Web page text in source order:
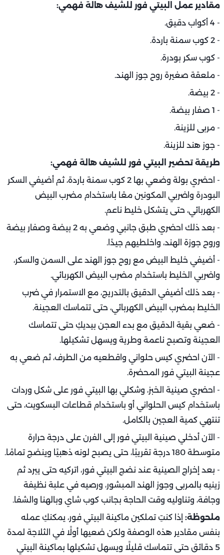
مقادير عمل البيتي فور للشيف هالة فهمي:
- 4 أكواب دقيق.
- 2 كوب سمنة باردة.
- كوب سكر بودرة.
- ملعقة صغيرة روح جوز الهند.
- 2 بيضة.
- 1 صفار بيضة.
- مربى للزينة.
- جوز هند للزينة.
طريقة تحضير البيتي فور للشيف هالة فهمي:
- احضري بولة وضعي بها 2 كوب سمنة باردة، ثم أضيفي السكر
البودرة واضربي المكونين معًا باستخدام مضرب البيض
الكهربائي، حتى يتشكل خليط ناعم.
- بعد ذلك احضري طبق جانبي وضعي به 2 بيضة وصفار بيضة
وروح جوزة الهند، واخلطيهم جيدًا.
- أضيفي خليط البيض مع روح جوز الهند على السمن والسكر،
واضربي الخليط باستخدام مضرب البيض الكهربائي.
- بعد ذلك أضيفي الدقيق بالتدريج، مع الاستمرار في ضرب
الخليط بمضرب البيض الكهربائي، حتى تتماسك العجينة.
- ضعي بقية الدقيق مع بدء العجن بيديكِ حتى تتماسك
العجينة وتصبح ناعمة وطرية ويسهل تشكيلها.
- الآن احضري كيس حلواني واقطعيه من الطرف، ثم ضعي به
عجينة البيتي فور المحضرة.
- احضري صينية الخبز، وشكلي بها البيتي فور على شكل وردات
باستخدام كيس الحلواني أو باستخدام قطاعات البسكويت، حتى
تنتهي كمية العجين بالكامل.
- الآن أدخلي صينية البيتي فور إلى الفرن على درجة حرارة
متوسطة 180 درجة تقريبًا، حتى يصبح لونه ذهبيًا وينضج تمامًا.
- بعد إخراج الصينية عند نضج البيتي فور، اتركيه حتى يبرد ثم
زينيه بالمربى وجوز الهند المبشور، ورصيه في علبة نظيفة
وجافة، وتناوليه وقت الحاجة بجانب كوب شاي وبالهنا والشفا.
ملحوظة: إذا كنتِ تملكين ماكينة البيتي فور، يمكنكِ عمله
بنفس مقادير هذه الوصفة ولكن ضعيها أولًا في الثلاجة لمدة
5 دقائق حتى تتماسك قليلًا ويسهل تشكيلها بماكينة البيتي